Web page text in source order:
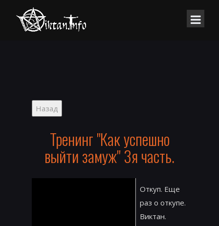
Тренинг "Как успешно
выйти замуж" 3я часть.
Откуп. Еще
раз о откупе.
Виктан.